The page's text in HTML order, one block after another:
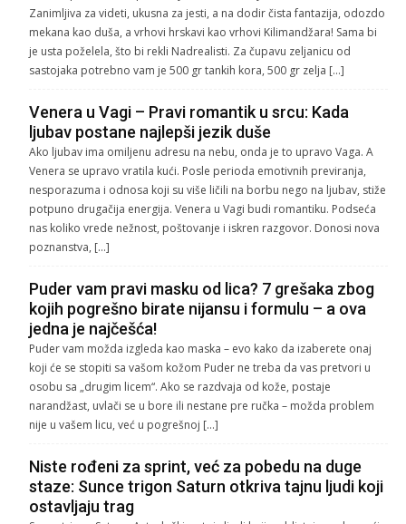
Zanimljiva za videti, ukusna za jesti, a na dodir čista fantazija, odozdo
mekana kao duša, a vrhovi hrskavi kao vrhovi Kilimandžara! Sama bi
je usta poželela, što bi rekli Nadrealisti. Za čupavu zeljanicu od
sastojaka potrebno vam je 500 gr tankih kora, 500 gr zelja […]
Venera u Vagi – Pravi romantik u srcu: Kada
ljubav postane najlepši jezik duše
Ako ljubav ima omiljenu adresu na nebu, onda je to upravo Vaga. A
Venera se upravo vratila kući. Posle perioda emotivnih previranja,
nesporazuma i odnosa koji su više ličili na borbu nego na ljubav, stiže
potpuno drugačija energija. Venera u Vagi budi romantiku. Podseća
nas koliko vrede nežnost, poštovanje i iskren razgovor. Donosi nova
poznanstva, […]
Puder vam pravi masku od lica? 7 grešaka zbog
kojih pogrešno birate nijansu i formulu – a ova
jedna je najčešća!
Puder vam možda izgleda kao maska – evo kako da izaberete onaj
koji će se stopiti sa vašom kožom Puder ne treba da vas pretvori u
osobu sa „drugim licem“. Ako se razdvaja od kože, postaje
narandžast, uvlači se u bore ili nestane pre ručka – možda problem
nije u vašem licu, već u pogrešnoj […]
Niste rođeni za sprint, već za pobedu na duge
staze: Sunce trigon Saturn otkriva tajnu ljudi koji
ostavljaju trag